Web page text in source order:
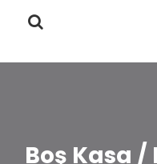
Boş Kasa